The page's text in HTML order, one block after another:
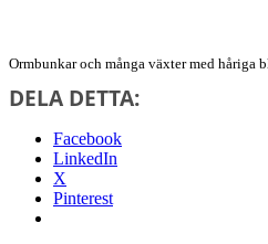
Ormbunkar och många växter med håriga
DELA DETTA:
Facebook
LinkedIn
X
Pinterest